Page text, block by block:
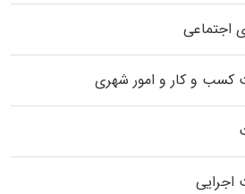
اجتماعی
کسب و کار و امور شهری
اجرایی